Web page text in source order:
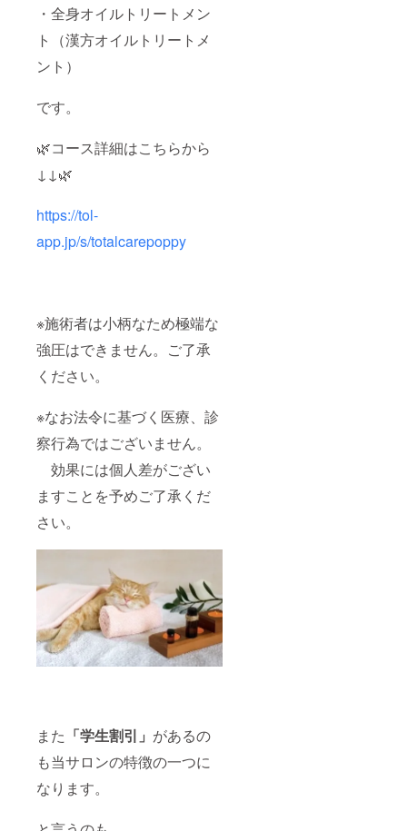
・全身オイルトリートメン
ト（漢方オイルトリートメ
ント）
です。
🌿コース詳細はこちらから
↓↓🌿
https://tol-
app.jp/s/totalcarepoppy
※施術者は小柄なため極端な
強圧はできません。ご了承
ください。
※なお法令に基づく医療、診
察行為ではございません。
効果には個人差がござい
ますことを予めご了承くだ
さい。
また 「学生割引」 があるの
も当サロンの特徴の一つに
なります。